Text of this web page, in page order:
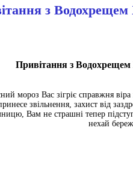
з Водохрещем
Привітання з
мороз Вас зігріє справжня
принесе звільнення, захист від
Вам не страшні тепер
нехай